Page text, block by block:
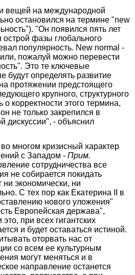
вещей на международной
остановился на термине "new
"Он появился пять лет
острой фазы глобального
популярность. New normal -
пожалуй можно перевести
Это те ключевые
будут определять развитие
протяжении предстоящего
крупного, структурного
корректности этого термина,
не только закрепился в
дискуссии", - объяснил
многом кризисный характер
с Западом - Прим.
сотрудничества все
не собирается покидать
ни экономически, ни
С тех пор как Екатерина II в
нового уложения"
Европейская держава",
при всех гигантских
и будет оставаться истиной.
оторвать нас от
со всем ее культурным
могут меняться и в
направление останется